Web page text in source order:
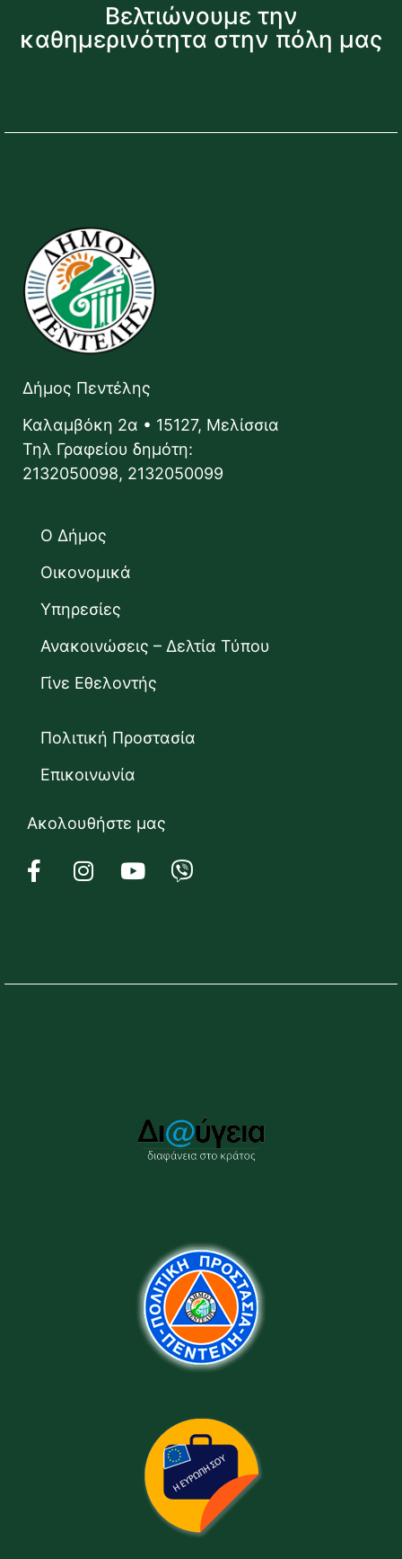
Βελτιώνουμε την
καθημερινότητα στην πόλη μας
Δήμος Πεντέλης
Καλαμβόκη 2α • 15127, Μελίσσια
Τηλ Γραφείου δημότη:
2132050098, 2132050099
Ο Δήμος
Οικονομικά
Υπηρεσίες
Ανακοινώσεις – Δελτία Τύπου
Γίνε Εθελοντής
Πολιτική Προστασία
Επικοινωνία
Ακολουθήστε μας